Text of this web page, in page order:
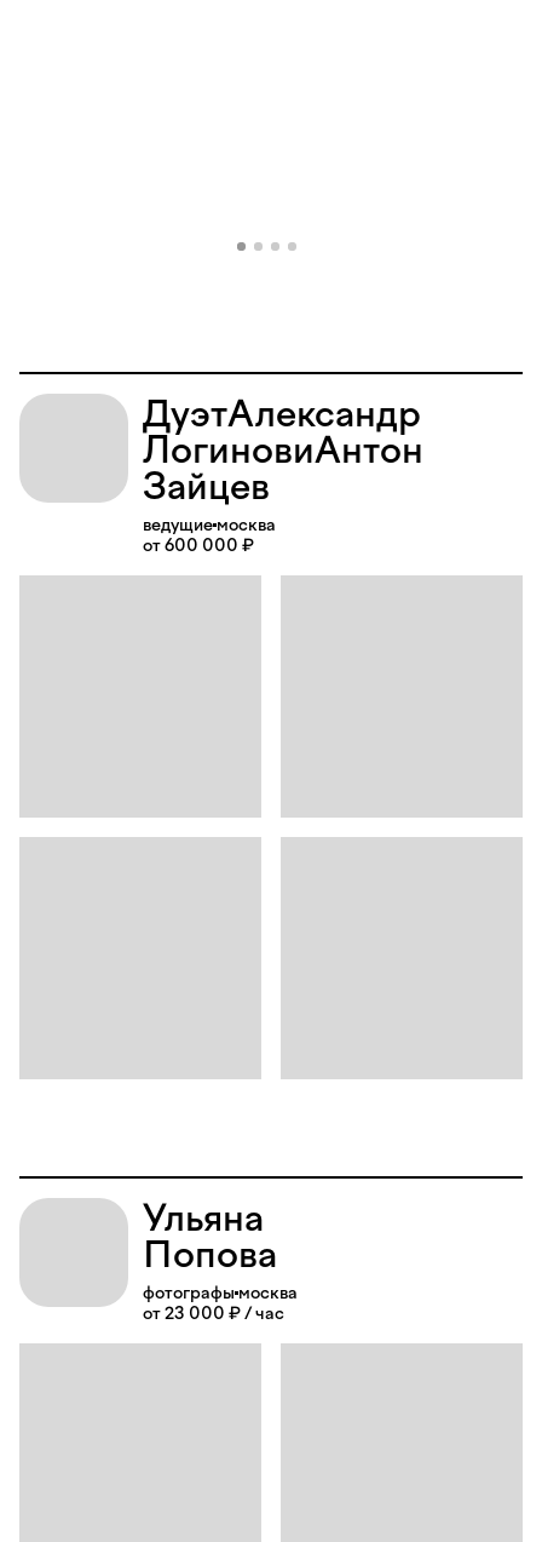
ДуэтАлександр
ЛогиновиАнтон
Зайцев
ведущие москва
от 600 000 ₽
Ульяна
Попова
фотографы москва
от 23 000 ₽ / час